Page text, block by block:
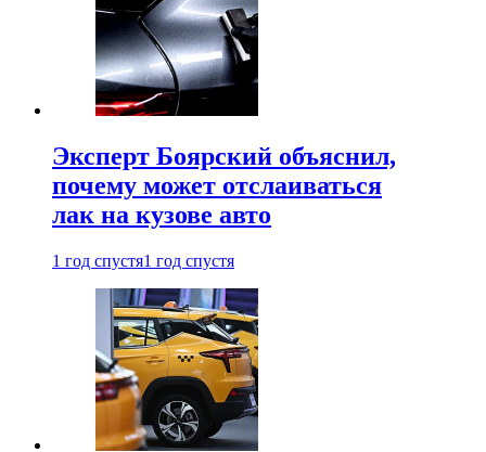
Эксперт Боярский объяснил,
почему может отслаиваться
лак на кузове авто
1 год спустя1 год спустя